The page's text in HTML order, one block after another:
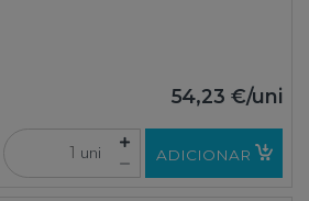
54,23 €/uni
uni ADICIONAR